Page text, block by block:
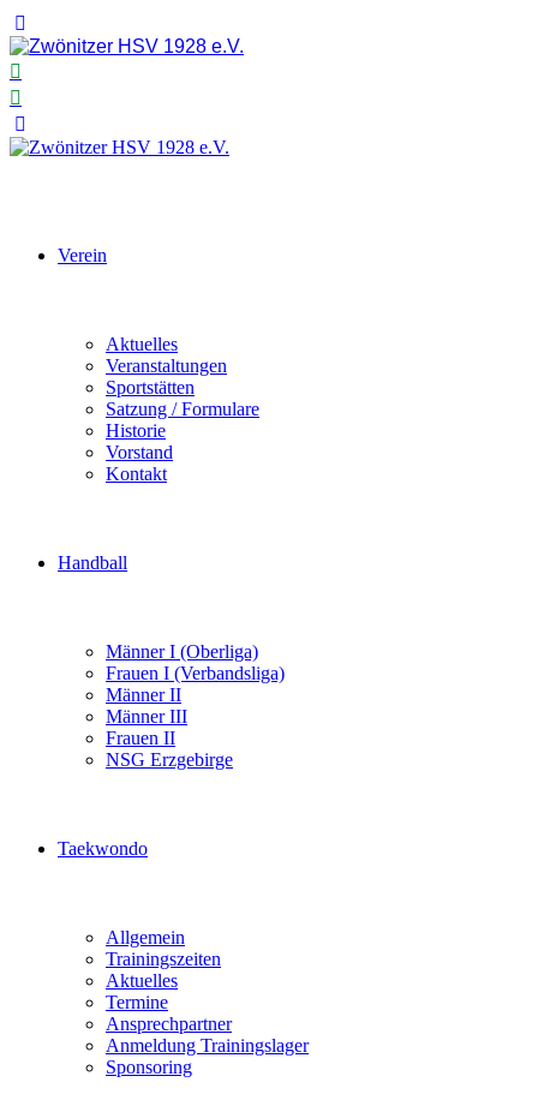
Verein
Aktuelles
Veranstaltungen
Sportstätten
Satzung / Formulare
Historie
Vorstand
Kontakt
Handball
Männer I (Oberliga)
Frauen I (Verbandsliga)
Männer II
Männer III
Frauen II
NSG Erzgebirge
Taekwondo
Allgemein
Trainingszeiten
Aktuelles
Termine
Ansprechpartner
Anmeldung Trainingslager
Sponsoring